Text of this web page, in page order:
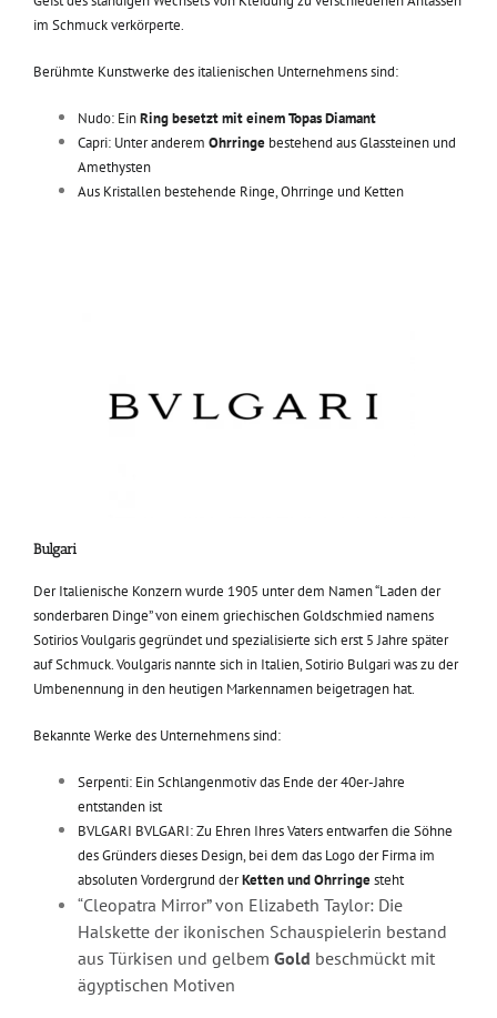
im Schmuck verkörperte.
Berühmte Kunstwerke des italienischen Unternehmens sind:
Nudo: EinRing besetzt mit einem Topas Diamant
Capri: Unter anderem Ohrringebestehend aus Glassteinen und
Amethysten
Aus Kristallen bestehende Ringe, Ohrringe und Ketten
Bulgari
Der Italienische Konzern wurde 1905 unter dem Namen “Laden der
sonderbaren Dinge” von einem griechischen Goldschmied namens
Sotirios Voulgaris gegründet und spezialisierte sich erst 5 Jahre später
auf Schmuck. Voulgaris nannte sich in Italien, Sotirio Bulgari was zu der
Umbenennung in den heutigen Markennamen beigetragen hat.
Bekannte Werke des Unternehmens sind:
Serpenti: Ein Schlangenmotiv das Ende der 40er-Jahre
entstanden ist
BVLGARI BVLGARI: Zu Ehren Ihres Vaters entwarfen die Söhne
des Gründers dieses Design, bei dem das Logo der Firma im
absoluten Vordergrund derKetten und Ohrringesteht
“Cleopatra Mirror” von Elizabeth Taylor: Die
Halskette der ikonischen Schauspielerin bestand
aus Türkisen und gelbem Gold beschmückt mit
ägyptischen Motiven